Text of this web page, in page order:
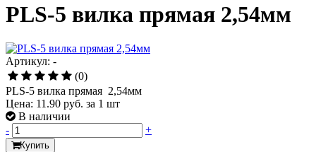
PLS-5 вилка прямая 2,54мм
Артикул: -
(0)
PLS-5 вилка прямая 2,54мм
Цена: 11.90 руб. за 1 шт
В наличии
-
+
Купить